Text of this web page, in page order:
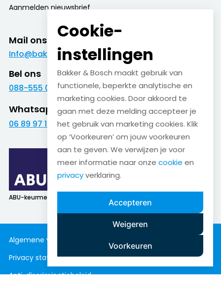
Aanmelden nieuwsbrief
Mail ons
Info@bakkerenbosch.nl
Bel ons
088-555 09 09
Whatsapp
06 89 97 16 01
ABU-keurmerk
Algemene voorwaarden
Disclaimer
Privacy statement
Anti-discriminatiebeleid
Cookie-
instellingen
Bakker & Bosch maakt gebruik van
functionele, beperkte analytische en
marketing cookies. Door akkoord te
gaan met deze melding accepteer je
het gebruik van marketing cookies. Klik
op ‘Voorkeuren’ om jouw voorkeuren
aan te geven. We verwijzen je voor
meer informatie naar onze cookie en
privacyverklaring.
Accepteren
Weigeren
Voorkeuren